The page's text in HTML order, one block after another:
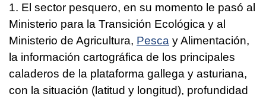
1. El sector pesquero, en su momento le pasó al
Ministerio para la Transición Ecológica y al
Ministerio de Agricultura, Pesca y Alimentación,
la información cartográfica de los principales
caladeros de la plataforma gallega y asturiana,
con la situación (latitud y longitud), profundidad